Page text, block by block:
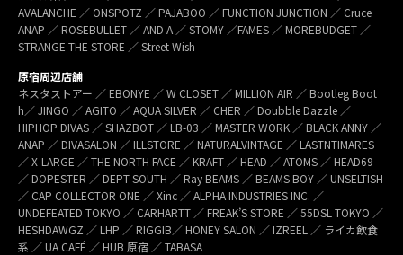
AVALANCHE ／ ONSPOTZ ／ PAJABOO ／ FUNCTION JUNCTION ／ Cruce
ANAP ／ ROSEBULLET ／ AND A ／ STOMY ／FAMES ／ MOREBUDGET ／
STRANGE THE STORE ／ Street Wish
原宿周辺店舗
ネスタストアー ／ EBONYE ／ W CLOSET ／ MILLION AIR ／ Bootleg Boot
h／ JINGO ／ AGITO ／ AQUA SILVER ／ CHER ／ Doubble Dazzle ／
HIPHOP DIVAS ／ SHAZBOT ／ LB-03 ／ MASTER WORK ／ BLACK ANNY ／
ANAP ／ DIVASALON ／ ILLSTORE ／ NATURALVINTAGE ／ LASTNTIMARES
／ X-LARGE ／ THE NORTH FACE ／ KRAFT ／ HEAD ／ ATOMS ／ HEAD69
／ DOPESTER ／ DEPT SOUTH ／ Ray BEAMS ／ BEAMS BOY ／ UNSELTISH
／ CAP COLLECTOR ONE ／ Xinc ／ ALPHA INDUSTRIES INC. ／
UNDEFEATED TOKYO ／ CARHARTT ／ FREAK’S STORE ／ 55DSL TOKYO ／
HESHDAWGZ ／ LHP ／ RIGGIB／ HONEY SALON ／ IZREEL ／ ライカ飲食
系 ／ UA CAFÉ ／ HUB 原宿 ／ TABASA